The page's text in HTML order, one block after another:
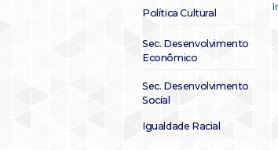
Política Cultural
Sec. Desenvolvimento
Econômico
Sec. Desenvolvimento
Social
Igualdade Racial